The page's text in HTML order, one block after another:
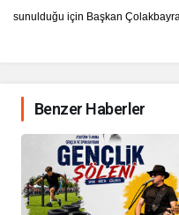
sunulduğu için Başkan
Benzer Haberler